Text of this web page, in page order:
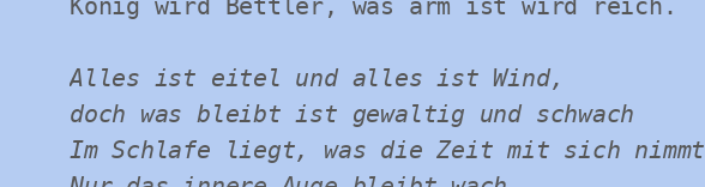
König wird Bettler, was arm ist wird reich.
Alles ist eitel und alles ist Wind,
doch was bleibt ist gewaltig und schwach
Im Schlafe liegt, was die Zeit mit sich nimmt